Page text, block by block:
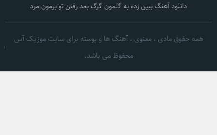
دانلود آهنگ ببین زده به گلمون گرگ بعد رفتن تو برمون مرد
همه حقوق مادی ، معنوی ، آهنگ ها و پوسته برای سایت موزیک آس
محفوظ می باشد.